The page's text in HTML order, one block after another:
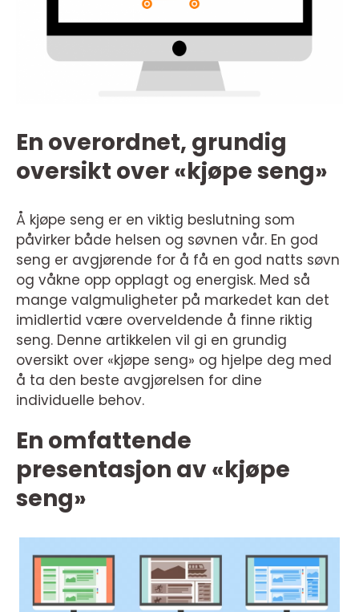
En overordnet, grundig
oversikt over «kjøpe seng»
Å kjøpe seng er en viktig beslutning som
påvirker både helsen og søvnen vår. En god
seng er avgjørende for å få en god natts søvn
og våkne opp opplagt og energisk. Med så
mange valgmuligheter på markedet kan det
imidlertid være overveldende å finne riktig
seng. Denne artikkelen vil gi en grundig
oversikt over «kjøpe seng» og hjelpe deg med
å ta den beste avgjørelsen for dine
individuelle behov.
En omfattende
presentasjon av «kjøpe
seng»